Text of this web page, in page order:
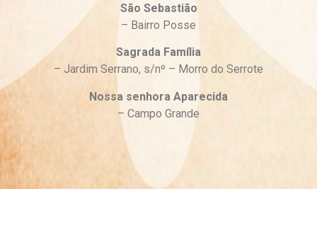
São Sebastião
– Bairro Posse
Sagrada Família
– Jardim Serrano, s/nº – Morro do Serrote
Nossa senhora Aparecida
– Campo Grande